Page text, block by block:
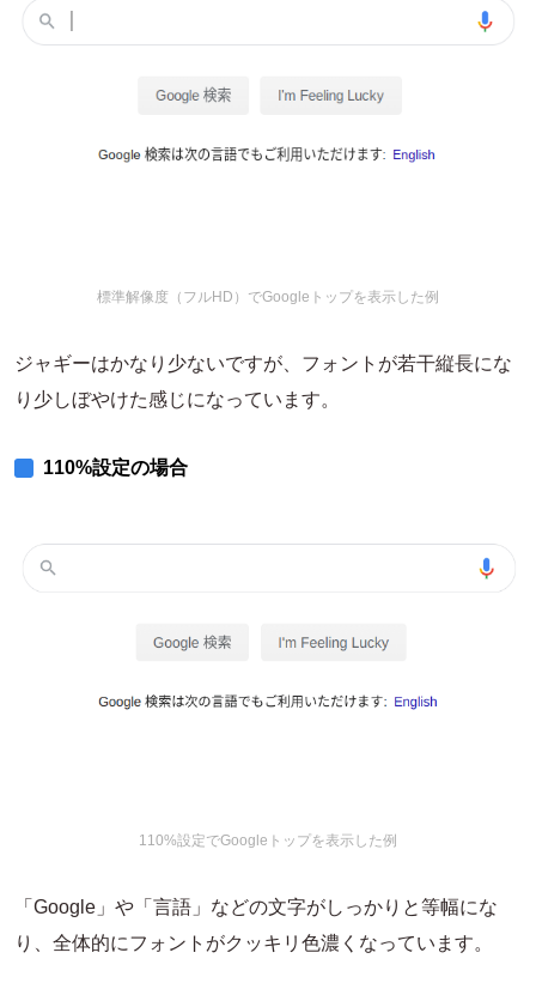
標準解像度（フルHD）でGoogleトップを表示した例
ジャギーはかなり少ないですが、フォントが若干縦長にな
り少しぼやけた感じになっています。
110%設定の場合
110%設定でGoogleトップを表示した例
「Google」や「言語」などの文字がしっかりと等幅にな
り、全体的にフォントがクッキリ色濃くなっています。